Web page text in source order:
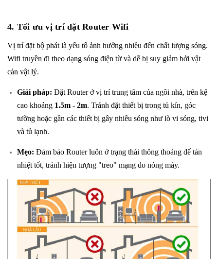
4. Tối ưu vị trí đặt Router Wifi
Vị trí đặt bộ phát là yếu tố ảnh hưởng nhiều đến chất lượng sóng.
Wifi truyền đi theo dạng sóng điện từ và dễ bị suy giảm bởi vật
cản vật lý.
Giải pháp: Đặt Router ở vị trí trung tâm của ngôi nhà, trên kệ
cao khoảng 1.5m - 2m. Tránh đặt thiết bị trong tủ kín, góc
tường hoặc gần các thiết bị gây nhiễu sóng như lò vi sóng, tivi
và tủ lạnh.
Mẹo: Đảm bảo Router luôn ở trạng thái thông thoáng để tản
nhiệt tốt, tránh hiện tượng "treo" mạng do nóng máy.